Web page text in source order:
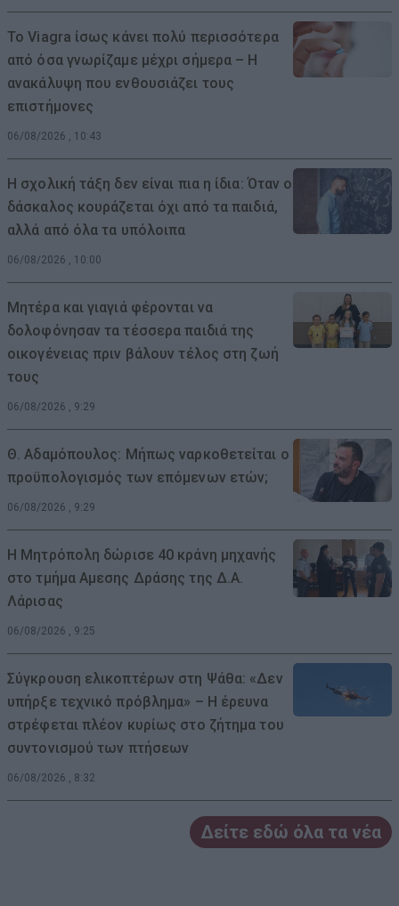
Το Viagra ίσως κάνει πολύ περισσότερα
από όσα γνωρίζαμε μέχρι σήμερα – Η
ανακάλυψη που ενθουσιάζει τους
επιστήμονες
06/08/2026 , 10:43
Η σχολική τάξη δεν είναι πια η ίδια: Όταν ο
δάσκαλος κουράζεται όχι από τα παιδιά,
αλλά από όλα τα υπόλοιπα
06/08/2026 , 10:00
Μητέρα και γιαγιά φέρονται να
δολοφόνησαν τα τέσσερα παιδιά της
οικογένειας πριν βάλουν τέλος στη ζωή
τους
06/08/2026 , 9:29
Θ. Αδαμόπουλος: Μήπως ναρκοθετείται ο
προϋπολογισμός των επόμενων ετών;
06/08/2026 , 9:29
Η Μητρόπολη δώρισε 40 κράνη μηχανής
στο τμήμα Αμεσης Δράσης της Δ.Α.
Λάρισας
06/08/2026 , 9:25
Σύγκρουση ελικοπτέρων στη Ψάθα: «Δεν
υπήρξε τεχνικό πρόβλημα» – Η έρευνα
στρέφεται πλέον κυρίως στο ζήτημα του
συντονισμού των πτήσεων
06/08/2026 , 8:32
Δείτε εδώ όλα τα νέα